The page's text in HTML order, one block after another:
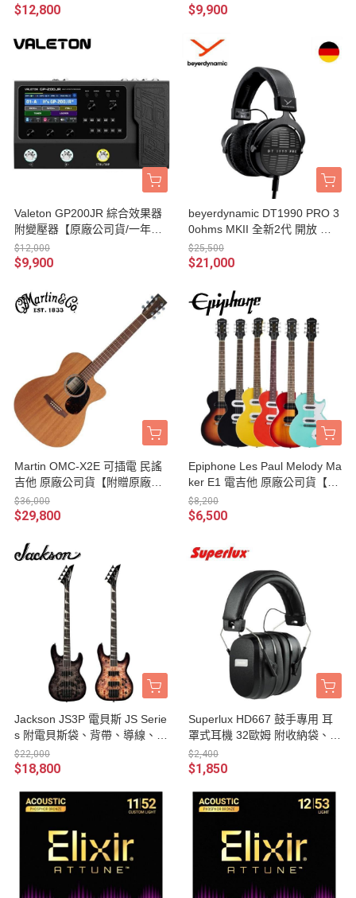
$12,800 $9,900
Valeton GP200JR 綜合效果器
附變壓器【原廠公司貨/一年保
固】
$12,000
$9,900
beyerdynamic DT1990 PRO 3
0ohms MKII 全新2代 開放 耳
罩式 監聽耳機 / 附收納盒、線
材、耳墊、轉接頭 德國製 台灣
$25,500
$21,000
Martin OMC-X2E 可插電 民謠
吉他 原廠公司貨【附贈原廠琴
袋/OMCX2E/沙比利木面單板】
$36,000
$29,800
Epiphone Les Paul Melody Ma
ker E1 電吉他 原廠公司貨【附
贈吉他琴袋、Pick、導線、吉
他背帶、琴布】
$8,200
$6,500
Jackson JS3P 電貝斯 JS Serie
s 附電貝斯袋、背帶、導線、琴
布、Pick 雙雙拾音器 / 台灣公
司貨
$22,000
$18,800
Superlux HD667 鼓手專用 耳
罩式耳機 32歐姆 附收納袋、轉
接頭、2米線材/台灣保固公司
貨
$2,400
$1,850